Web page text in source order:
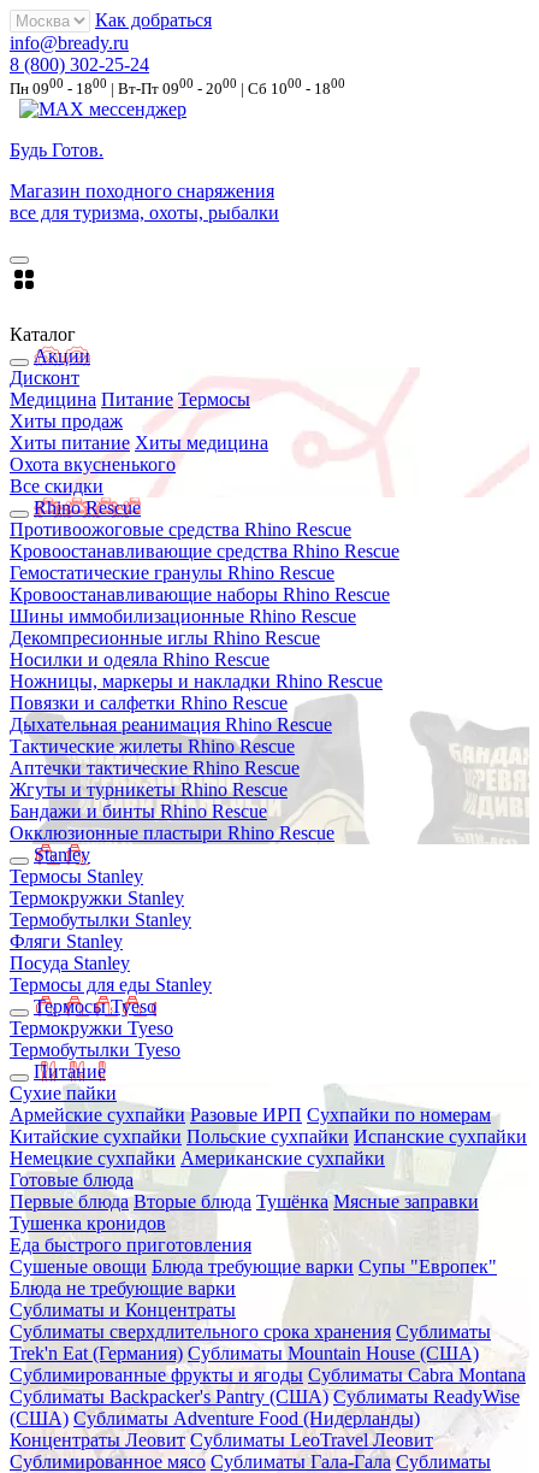
Как добраться
info@bready.ru
8 (800) 302-25-24
Пн 0900 - 1800 | Вт-Пт 0900 - 2000 | Сб 1000 - 1800
Будь Готов.
Магазин походного снаряжения
все для туризма, охоты, рыбалки
Каталог
Акции
Дисконт
Медицина Питание Термосы
Хиты продаж
Хиты питание Хиты медицина
Охота вкусненького
Все скидки
Rhino Rescue
Противоожоговые средства Rhino Rescue
Кровоостанавливающие средства Rhino Rescue
Гемостатические гранулы Rhino Rescue
Кровоостанавливающие наборы Rhino Rescue
Шины иммобилизационные Rhino Rescue
Декомпресионные иглы Rhino Rescue
Носилки и одеяла Rhino Rescue
Ножницы, маркеры и накладки Rhino Rescue
Повязки и салфетки Rhino Rescue
Дыхательная реанимация Rhino Rescue
Тактические жилеты Rhino Rescue
Аптечки тактические Rhino Rescue
Жгуты и турникеты Rhino Rescue
Бандажи и бинты Rhino Rescue
Окклюзионные пластыри Rhino Rescue
Stanley
Термосы Stanley
Термокружки Stanley
Термобутылки Stanley
Фляги Stanley
Посуда Stanley
Термосы для еды Stanley
Термосы Tyeso
Термокружки Tyeso
Термобутылки Tyeso
Питание
Сухие пайки
Армейские сухпайки Разовые ИРП Сухпайки по номерам
Китайские сухпайки Польские сухпайки Испанские сухпайки
Немецкие сухпайки Американские сухпайки
Готовые блюда
Первые блюда Вторые блюда Тушёнка Мясные заправки
Тушенка кронидов
Еда быстрого приготовления
Сушеные овощи Блюда требующие варки Супы "Европек"
Блюда не требующие варки
Сублиматы и Концентраты
Сублиматы сверхдлительного срока хранения Сублиматы
Trek'n Eat (Германия) Сублиматы Mountain House (США)
Сублимированные фрукты и ягоды Сублиматы Cabra Montana
Сублиматы Backpacker's Pantry (США) Сублиматы ReadyWise
(США) Сублиматы Adventure Food (Нидерланды)
Концентраты Леовит Сублиматы LeoTravel Леовит
Сублимированное мясо Сублиматы Гала-Гала Сублиматы